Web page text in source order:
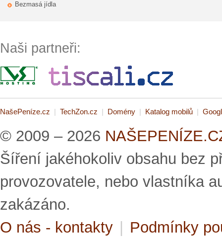
Bezmasá jídla
Naši partneři:
NašePeníze.cz | TechZon.cz | Domény | Katalog mobilů |
© 2009 – 2026
Šíření jakéhokoliv obsahu bez
provozovatele, nebo vlastníka
zakázáno.
O nás - kontakty
Podmínky